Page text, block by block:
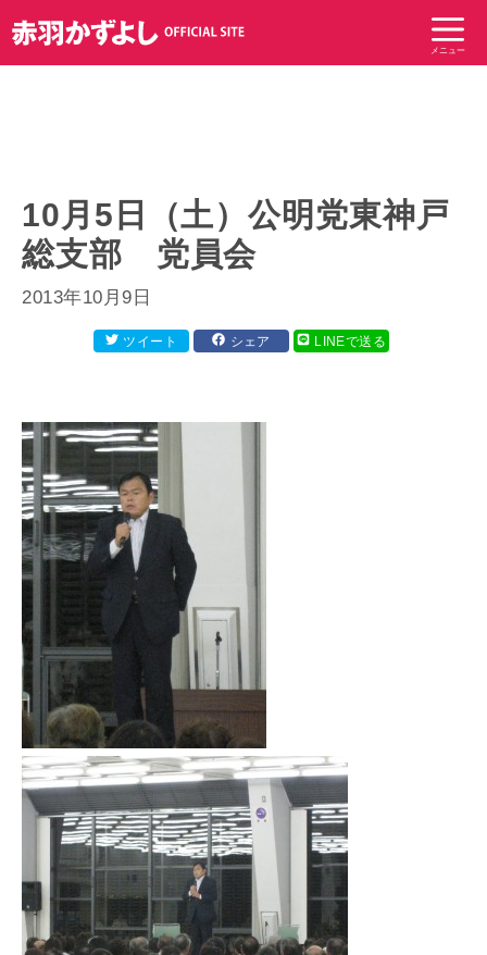
ン
テ
メニュー
10月5日（土）公明党東神戸
総支部 党員会
2013年10月9日
ツイート シェア LINEで送る